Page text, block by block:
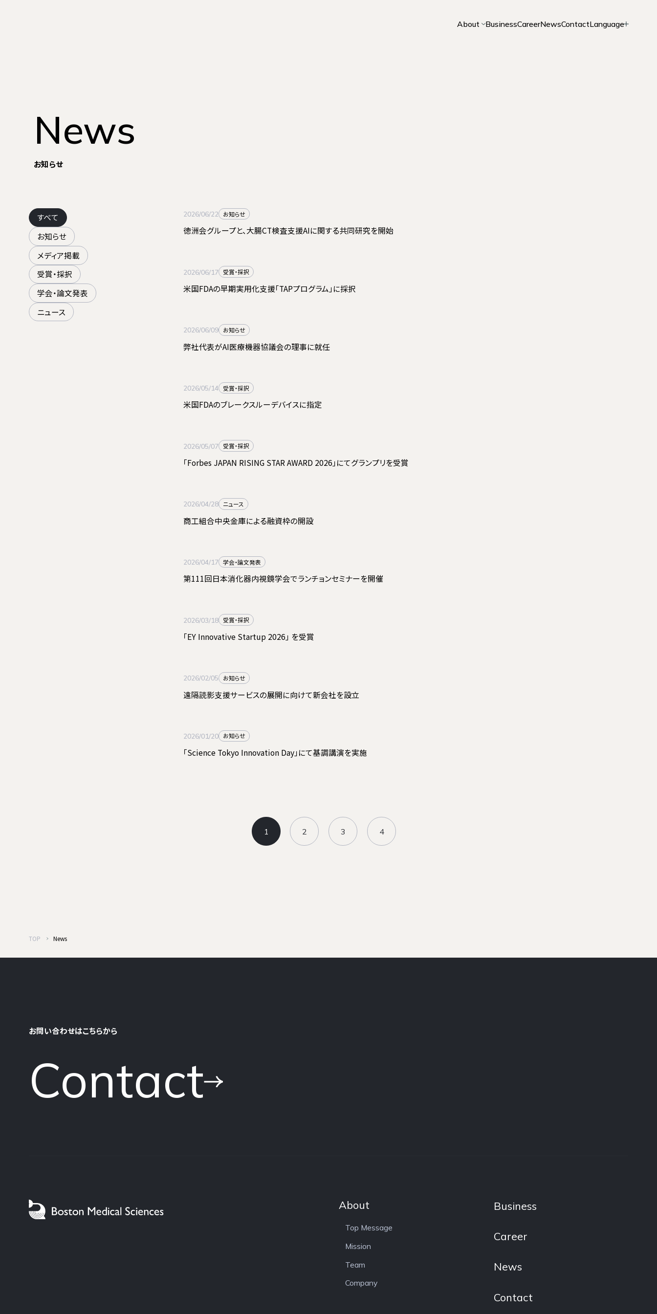
About
Top Message Mission
BusinessCareerNewsContactLanguage
News
お知らせ
すべて
お知らせ
メディア掲載
受賞・採択
学会・論文発表
ニュース
2026/06/22 お知らせ
徳洲会グループと、大腸CT検査支援AIに関する共同研究を開始
2026/06/17 受賞・採択
米国FDAの早期実用化支援「TAPプログラム」に採択
2026/06/09 お知らせ
弊社代表がAI医療機器協議会の理事に就任
2026/05/14 受賞・採択
⽶国FDAのブレークスルーデバイスに指定
2026/05/07 受賞・採択
「Forbes JAPAN RISING STAR AWARD 2026」にてグランプリを受賞
2026/04/28 ニュース
商工組合中央金庫による融資枠の開設
2026/04/17 学会・論文発表
第111回日本消化器内視鏡学会でランチョンセミナーを開催
2026/03/18 受賞・採択
「EY Innovative Startup 2026」 を受賞
2026/02/05 お知らせ
遠隔読影支援サービスの展開に向けて新会社を設立
2026/01/20 お知らせ
「Science Tokyo Innovation Day」にて基調講演を実施
1 2 3 4
TOP News
お問い合わせはこちらから
Contact
About
Top Message
Mission
Team
Company
Business
Career
News
Contact